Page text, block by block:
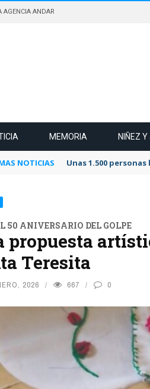
AGENCIA ANDAR
MEMORIA NIÑEZ
NOTICIAS Unas 1.500
50 ANIVERSARIO DEL GOLPE
propuesta
Teresita
2026 667 0